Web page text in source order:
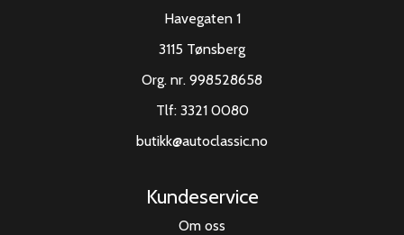
Havegaten 1
3115 Tønsberg
Org. nr. 998528658
Tlf: 3321 0080
butikk@autoclassic.no
Kundeservice
Om oss